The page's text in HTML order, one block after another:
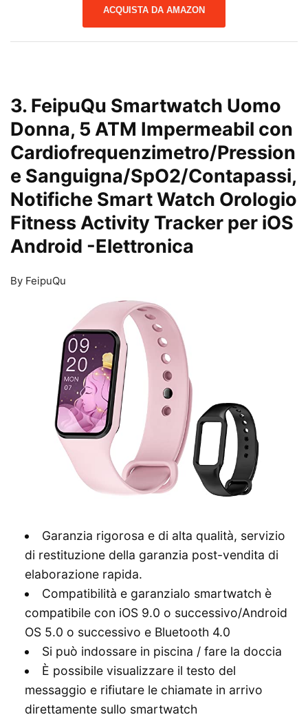
ACQUISTA DA AMAZON
3. FeipuQu Smartwatch Uomo
Donna, 5 ATM Impermeabil con
Cardiofrequenzimetro/Pression
e Sanguigna/SpO2/Contapassi,
Notifiche Smart Watch Orologio
Fitness Activity Tracker per iOS
Android -Elettronica
By FeipuQu
Garanzia rigorosa e di alta qualità, servizio
di restituzione della garanzia post-vendita di
elaborazione rapida.
Compatibilità e garanzialo smartwatch è
compatibile con iOS 9.0 o successivo/Android
OS 5.0 o successivo e Bluetooth 4.0
Si può indossare in piscina / fare la doccia
È possibile visualizzare il testo del
messaggio e rifiutare le chiamate in arrivo
direttamente sullo smartwatch